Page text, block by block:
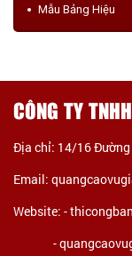
Mẫu Bảng Hiệu
CÔNG TY
Địa chỉ: 14/16 Đường
Email:
Website: -
-